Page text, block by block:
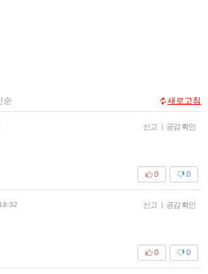
순 새로고침
신고 | 공감 확인
0
0
신고 | 공감 확인
0
0